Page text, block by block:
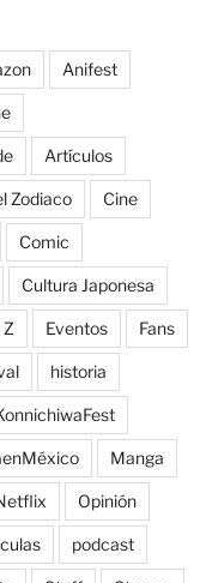
Anifest
Artículos
Zodiaco Cine
Comic
Cultura Japonesa
Eventos Fans
historia
Manga
Opinión
podcast